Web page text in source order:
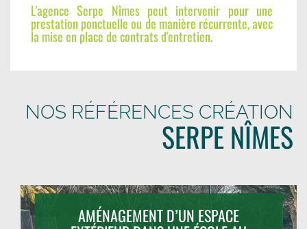
L'agence Serpe Nîmes peut intervenir pour une
prestation ponctuelle ou de manière récurrente, avec
la mise en place de contrats d'entretien.
NOS RÉFÉRENCES CRÉATION
SERPE NÎMES
AMÉNAGEMENT D’UN ESPACE